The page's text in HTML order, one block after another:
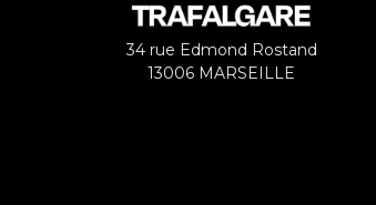
34 rue Edmond Rostand
13006 MARSEILLE